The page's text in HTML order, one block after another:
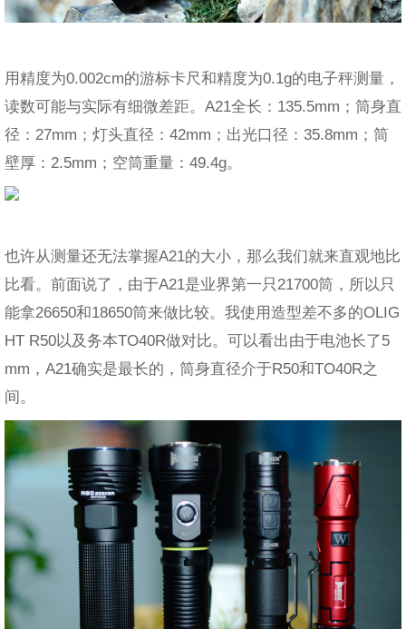
用精度为0.002cm的游标卡尺和精度为0.1g的电子秤测量，
读数可能与实际有细微差距。A21全长：135.5mm；筒身直
径：27mm；灯头直径：42mm；出光口径：35.8mm；筒
壁厚：2.5mm；空筒重量：49.4g。
也许从测量还无法掌握A21的大小，那么我们就来直观地比
比看。前面说了，由于A21是业界第一只21700筒，所以只
能拿26650和18650筒来做比较。我使用造型差不多的OLIG
HT R50以及务本TO40R做对比。可以看出由于电池长了5
mm，A21确实是最长的，筒身直径介于R50和TO40R之
间。